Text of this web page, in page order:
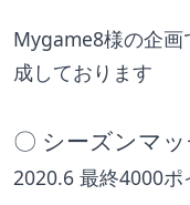
Mygame8様の企
成しております
〇 シーズンマ
2020.6 最終4000ポ